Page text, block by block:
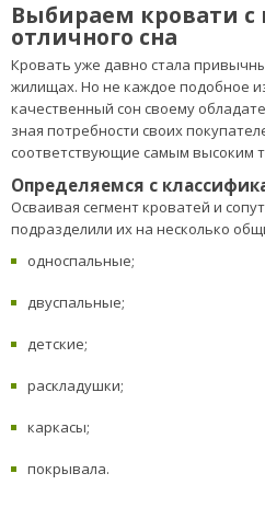
Выбираем кровати с
отличного сна
Кровать уже давно стала
жилищах. Но не каждое подобное
качественный сон своему
зная потребности своих
соответствующие самым высоким
Определяемся с
Осваивая сегмент кроватей и
подразделили их на несколько
односпальные;
двуспальные;
детские;
раскладушки;
каркасы;
покрывала.